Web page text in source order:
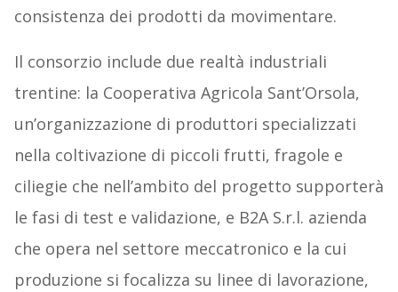
consistenza dei prodotti da movimentare.
Il consorzio include due realtà industriali
trentine: la Cooperativa Agricola Sant’Orsola,
un’organizzazione di produttori specializzati
nella coltivazione di piccoli frutti, fragole e
ciliegie che nell’ambito del progetto supporterà
le fasi di test e validazione, e B2A S.r.l. azienda
che opera nel settore meccatronico e la cui
produzione si focalizza su linee di lavorazione,